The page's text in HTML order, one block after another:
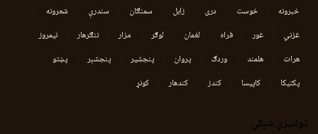
خبرونه خوست دری زابل سمنګان سندرې
شعرونه
غزني
غور فراه لغمان لوګر مزار ننګرهار
نیمروز
هرات
هلمند وردګ پروان پنجشیر پنجشېر
پښتو
پکتیکا
کاپیسا کندز کندهار کونړ
ټولنیزې شبکې